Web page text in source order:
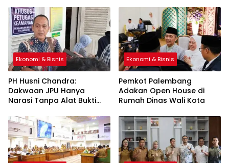
Ekonomi & Bisnis
PH Husni Chandra:
Dakwaan JPU Hanya
Narasi Tanpa Alat Bukti
Ekonomi & Bisnis
Pemkot Palembang
Adakan Open House di
Rumah Dinas Wali Kota